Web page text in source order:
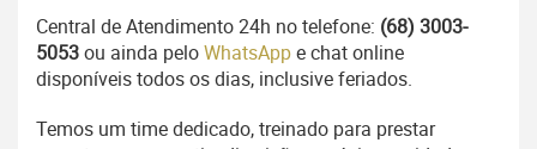
Central de Atendimento 24h no telefone: (68) 3003-
5053ou ainda peloWhatsAppe chat online
disponíveis todos os dias, inclusive feriados.
Temos um time dedicado, treinado para prestar